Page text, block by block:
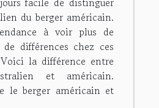
du berger américain.
à voir plus de
différences chez ces
la différence entre
et américain.
le berger américain et